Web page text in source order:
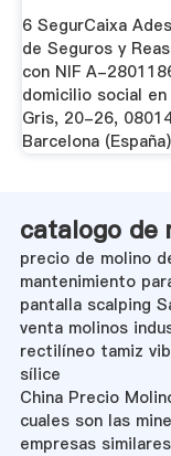
6 SegurCaixa
de Seguros y
con NIF A-
domicilio social
Gris, 20-26,
Barcelona
catalogo de
precio de molino
mantenimiento
pantalla scalping
venta molinos
rectilíneo tamiz
sílice
China Precio
cuales son las
empresas